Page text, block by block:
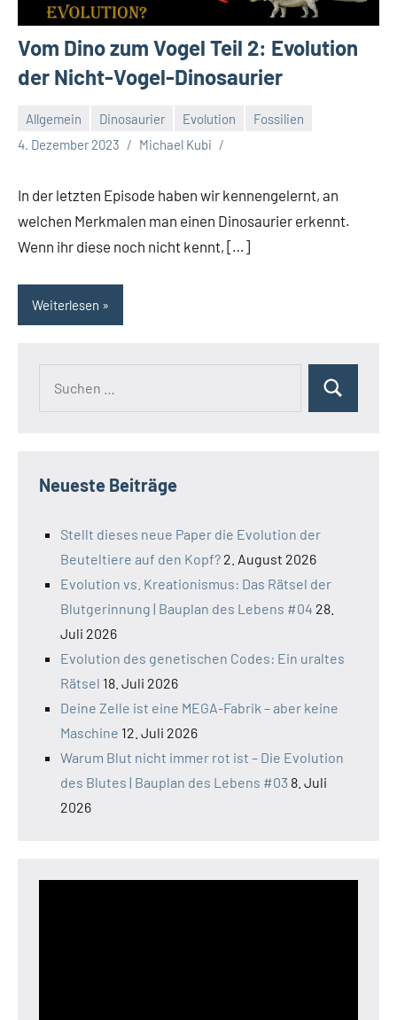
Vom Dino zum Vogel Teil 2: Evolution
der Nicht-Vogel-Dinosaurier
Allgemein Dinosaurier Evolution
Fossilien
4. Dezember 2023
Michael Kubi
In der letzten Episode haben wir kennengelernt, an
welchen Merkmalen man einen Dinosaurier erkennt.
Wenn ihr diese noch nicht kennt, […]
Weiterlesen
Suchen
Neueste Beiträge
Stellt dieses neue Paper die Evolution der
Beuteltiere auf den Kopf? 2. August 2026
Evolution vs. Kreationismus: Das Rätsel der
Blutgerinnung | Bauplan des Lebens #04 28.
Juli 2026
Evolution des genetischen Codes: Ein uraltes
Rätsel 18. Juli 2026
Deine Zelle ist eine MEGA-Fabrik – aber keine
Maschine 12. Juli 2026
Warum Blut nicht immer rot ist – Die Evolution
des Blutes | Bauplan des Lebens #03 8. Juli
2026